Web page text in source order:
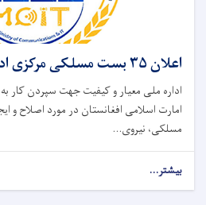
اعلان ۳۵ بست مسلکی مرکزی اداره معیار و کیفیت
اداره ملی معیار و کیفیت جهت سپردن کار
امارت اسلامی افغانستان در مورد اصلاح و
مسلکی، نیروی...
بیشتر...